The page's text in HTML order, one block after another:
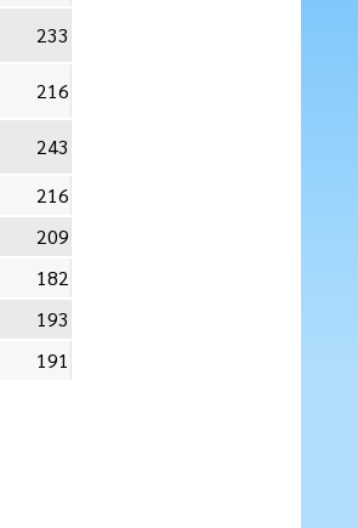
233
216
243
216
209
182
193
191